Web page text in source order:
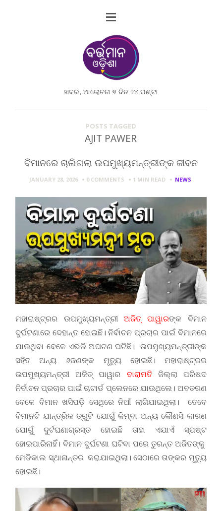
ଖବର, ଆଲୋଚନା ୭ ଦିନ ୨୪ ଘଣ୍ଟା
POSTS TAGGED
AJIT PAWER
ବିମାନରେ ଚାଲିଗଲା ଉପମୁଖ୍ୟମନ୍ତ୍ରୀଙ୍କ ଜୀବନ
JANUARY 28, 2026 0 COMMENTS 1 MIN READ NEWS
ମହାରାଷ୍ଟ୍ରର ଉପମୁଖ୍ୟମନ୍ତ୍ରୀଅଜିତ୍ ପାୱାରଙ୍କ ବିମାନ
ଦୁର୍ଘଟଣାରେ ଦେହାନ୍ତ ହୋଇଛି। ନିର୍ବାଚନ ପ୍ରଚାର ପାଇଁ ବିମାନରେ
ଯାଉଥିବା ବେଳେ ଏଭଳି ଅଘଟଣ ଘଟିଛି। ଉପମୁଖ୍ୟମନ୍ତ୍ରୀଙ୍କ
ସହିତ ଅନ୍ୟ ୬ଜଣଙ୍କ ମୃତ୍ୟୁ ହୋଇଛି। ମହାରାଷ୍ଟ୍ରର
ଉପମୁଖ୍ୟମନ୍ତ୍ରୀ ଅଜିତ୍ ପାୱାର ବାରାମତିଜିଲ୍ଲା ପରିଷଦ
ନିର୍ବାଚନ ପ୍ରଚାର ପାଇଁ ଚାଟାର୍ଡ ପ୍ଲେନରେ ଯାଉଥିଲେ। ଅବତରଣ
ବେଳେ ବିମାନ ଖସିପଡ଼ି ସେଥିରେ ନିଆଁ ଲାଗିଯାଇଥିଲା। ତେବେ
ବିମାନଟି ଯାନ୍ତ୍ରିକ ତ୍ରୁଟି ଯୋଗୁଁ କିମ୍ବା ଅନ୍ୟ କୌଣସି କାରଣ
ଯୋଗୁଁ ଦୁର୍ଟଘଣାଗ୍ରସ୍ତ ହୋଇଛି ତାହା ଏଯାଏଁ ସ୍ପଷ୍ଟ
ହୋଇପାରିନାହିଁ। ବିମାନ ଦୁର୍ଘଟଣା ଘଟିବା ପରେ ତୁରନ୍ତ ଅଜିତଙ୍କୁ
ମେଡିକାଲ ସ୍ଥାନାନ୍ତର କରାଯାଇଥିଲା। ସେଠାରେ ତାଙ୍କର ମୃତ୍ୟୁ
ହୋଇଛି।